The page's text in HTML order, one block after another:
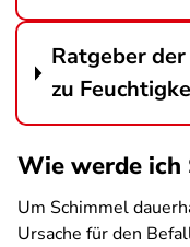
Ratgeber
zu
Wie werde ich
Um Schimmel
Ursache für den